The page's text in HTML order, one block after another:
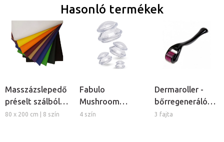
Hasonló termékek
Masszázslepedő
préselt szálból,
5db
80 x 200 cm | 8 szín
Fabulo
Mushroom
gomba alakú
4 szín
Dermaroller -
bőrregeneráló
tűs henger
3 fajta